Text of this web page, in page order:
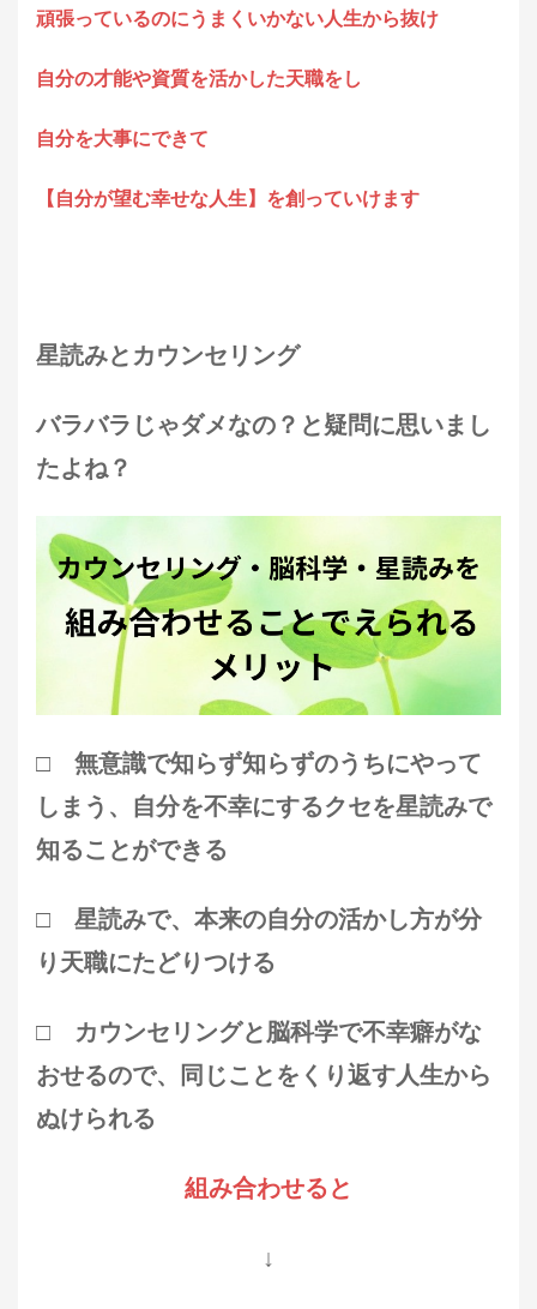
頑張っているのにうまくいかない人生から抜け
自分の才能や資質を活かした天職をし
自分を大事にできて
【自分が望む幸せな人生】を創っていけます
星読みとカウンセリング
バラバラじゃダメなの？と疑問に思いまし
たよね？
□ 無意識で知らず知らずのうちにやって
しまう、自分を不幸にするクセを星読みで
知ることができる
□ 星読みで、本来の自分の活かし方が分
り天職にたどりつける
□ カウンセリングと脳科学で不幸癖がな
おせるので、同じことをくり返す人生から
ぬけられる
組み合わせると
↓